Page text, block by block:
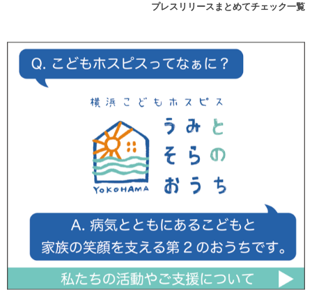
プレスリリースまとめてチェック一覧